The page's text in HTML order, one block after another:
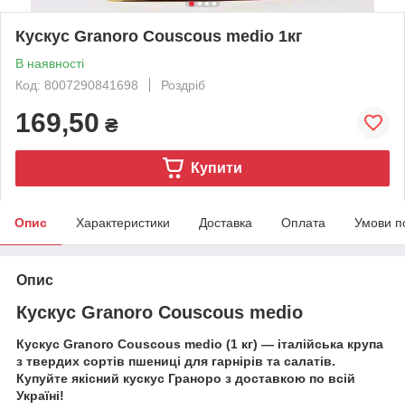
Кускус Granoro Couscous medio 1кг
В наявності
Код: 8007290841698
Роздріб
169,50 ₴
Купити
Опис Характеристики Доставка Оплата Умови
Опис
Кускус Granoro Couscous medio
Кускус Granoro Couscous medio (1 кг) — італійська крупа
з твердих сортів пшениці для гарнірів та салатів.
Купуйте якісний кускус Граноро з доставкою по всій
Україні!